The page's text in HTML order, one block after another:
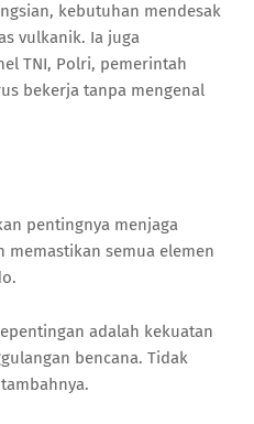
kebutuhan mendesak
vulkanik. Ia juga
TNI, Polri, pemerintah
bekerja tanpa mengenal
pentingnya menjaga
semua elemen
adalah kekuatan
bencana. Tidak